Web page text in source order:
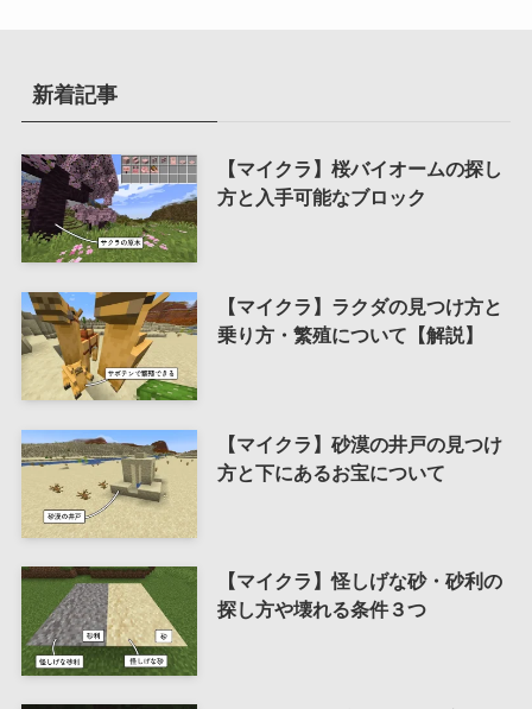
新着記事
【マイクラ】桜バイオームの探し
方と入手可能なブロック
【マイクラ】ラクダの見つけ方と
乗り方・繁殖について【解説】
【マイクラ】砂漠の井戸の見つけ
方と下にあるお宝について
【マイクラ】怪しげな砂・砂利の
探し方や壊れる条件３つ